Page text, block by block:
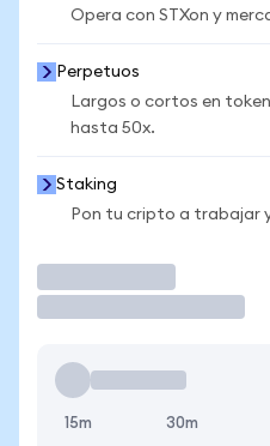
Opera con STXon y
Perpetuos
Largos o cortos en
hasta 50x.
Staking
Pon tu cripto a trabajar
15m 30m